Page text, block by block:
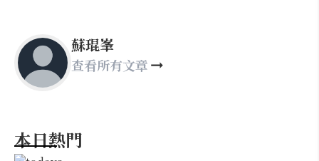
蘇琨峯
查看所有文章
本日熱門